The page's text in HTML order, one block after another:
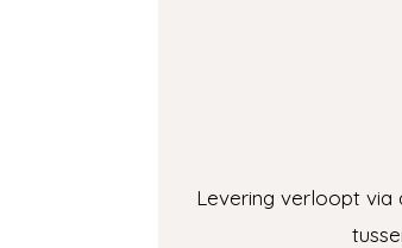
Levering verloopt